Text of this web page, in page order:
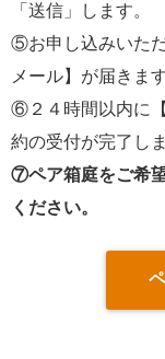
「送信」します。
⑤お申し込みいた
メール】が届きます
⑥２４時間以内に
約の受付が完了しま
⑦ペア箱庭をご希
ください。